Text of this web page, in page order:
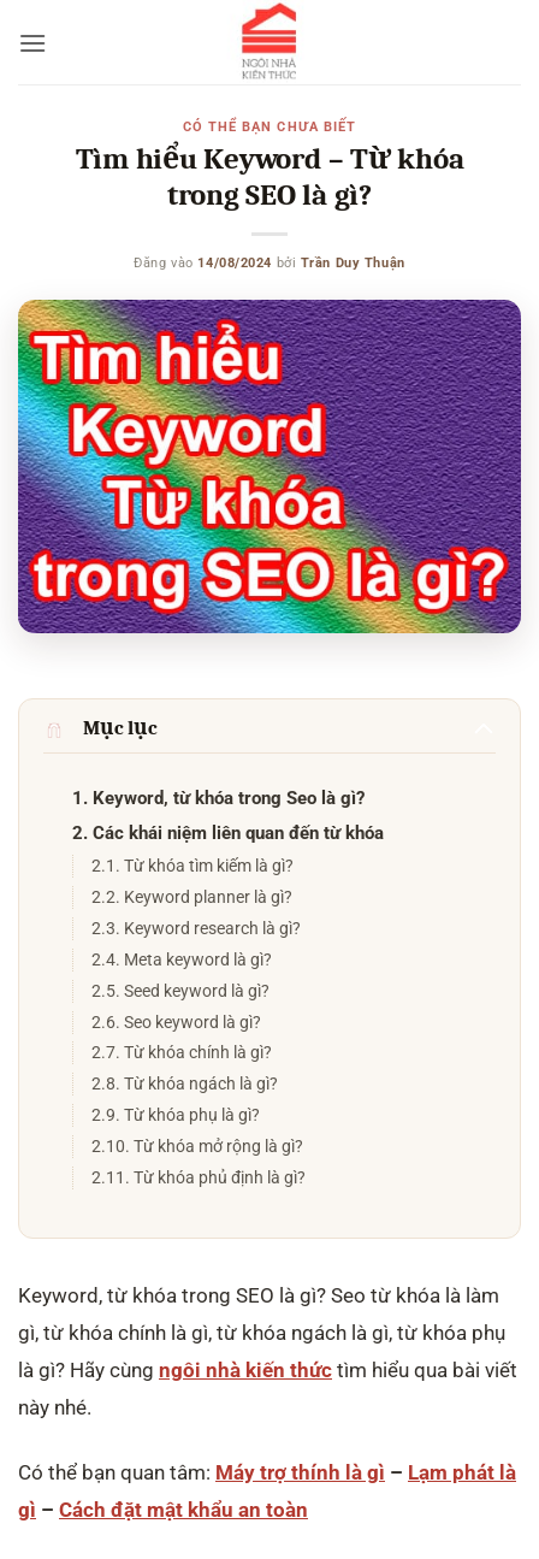
qua
CÓ THỂ BẠN CHƯA BIẾT
Tìm hiểu Keyword – Từ khóa
trong SEO là gì?
Đăng vào 14/08/2024 bởi Trần Duy Thuận
Mục lục
1. Keyword, từ khóa trong Seo là gì?
2. Các khái niệm liên quan đến từ khóa
2.1. Từ khóa tìm kiếm là gì?
2.2. Keyword planner là gì?
2.3. Keyword research là gì?
2.4. Meta keyword là gì?
2.5. Seed keyword là gì?
2.6. Seo keyword là gì?
2.7. Từ khóa chính là gì?
2.8. Từ khóa ngách là gì?
2.9. Từ khóa phụ là gì?
2.10. Từ khóa mở rộng là gì?
2.11. Từ khóa phủ định là gì?
Keyword, từ khóa trong SEO là gì? Seo từ khóa là làm
gì, từ khóa chính là gì, từ khóa ngách là gì, từ khóa phụ
là gì? Hãy cùng ngôi nhà kiến thức tìm hiểu qua bài viết
này nhé.
Có thể bạn quan tâm: Máy trợ thính là gì – Lạm phát là
gì – Cách đặt mật khẩu an toàn